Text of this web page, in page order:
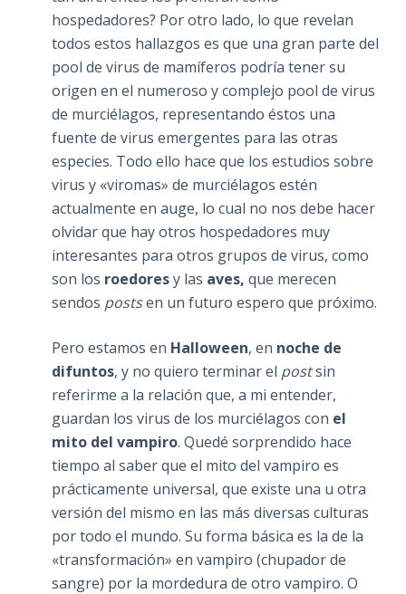
hospedadores? Por otro lado, lo que revelan
todos estos hallazgos es que una gran parte del
pool de virus de mamíferos podría tener su
origen en el numeroso y complejo pool de virus
de murciélagos, representando éstos una
fuente de virus emergentes para las otras
especies. Todo ello hace que los estudios sobre
virus y «viromas» de murciélagos estén
actualmente en auge, lo cual no nos debe hacer
olvidar que hay otros hospedadores muy
interesantes para otros grupos de virus, como
son los roedoresy las aves, que merecen
sendos postsen un futuro espero que próximo.
Pero estamos en Halloween, en noche de
difuntos, y no quiero terminar el postsin
referirme a la relación que, a mi entender,
guardan los virus de los murciélagos con el
mito del vampiro. Quedé sorprendido hace
tiempo al saber que el mito del vampiro es
prácticamente universal, que existe una u otra
versión del mismo en las más diversas culturas
por todo el mundo. Su forma básica es la de la
«transformación» en vampiro (chupador de
sangre) por la mordedura de otro vampiro. O